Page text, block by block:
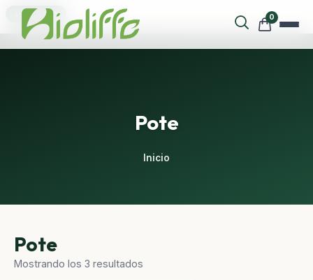
0
Pote
Inicio
Pote
Mostrando los 3 resultados
¡OFERTA!